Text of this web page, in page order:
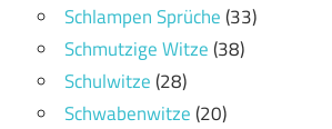
Schlampen Sprüche(33)
Schmutzige Witze(38)
Schulwitze(28)
Schwabenwitze(20)